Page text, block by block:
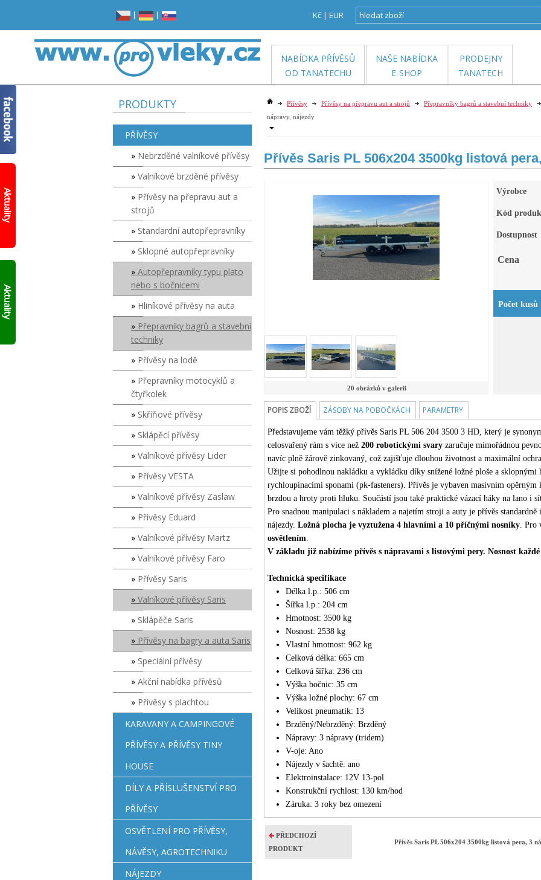
PRODUKTY
PŘÍVĚSY
Nebrzděné valníkové přívěsy
Valníkové brzděné přívěsy
Přívěsy na přepravu aut a
strojů
Standardní autopřepravníky
Sklopné autopřepravníky
Autopřepravníky typu plato
nebo s bočnicemi
Hliníkové přívěsy na auta
Přepravníky bagrů a stavební
techniky
Přívěsy na lodě
Přepravníky motocyklů a
čtyřkolek
Skříňové přívěsy
Sklápěcí přívěsy
Valníkové přívěsy Lider
Přívěsy VESTA
Valníkové přívěsy Zaslaw
Přívěsy Eduard
Valníkové přívěsy Martz
Valníkové přívěsy Faro
Přívěsy Saris
Valníkové přívěsy Saris
Sklápěče Saris
Přívěsy na bagry a auta Saris
Speciální přívěsy
Akční nabídka přívěsů
Přívěsy s plachtou
KARAVANY A CAMPINGOVÉ
PŘÍVĚSY A PŘÍVĚSY TINY
HOUSE
DÍLY A PŘÍSLUŠENSTVÍ PRO
PŘÍVĚSY
OSVĚTLENÍ PRO PŘÍVĚSY,
NÁVĚSY, AGROTECHNIKU
NÁJEZDY
Přívěsy Přívěsy na přepravu aut a strojů Přepravníky bagrů a stavební techniky
nápravy, nájezdy
Přívěs Saris PL 506x204 3500kg listová
20 obrázků v galerii
Výrobce
Kód
Dostupnost
Cena
Počet kusů
POPIS ZBOŽÍ ZÁSOBY NA POBOČKÁCH PARAMETRY
Představujeme vám těžký přívěs Saris PL 506 204 3500 3 HD, který je
celosvařený rám s více než 200 robotickými svary zaručuje mimořádnou
navíc plně žárově zinkovaný, což zajišťuje dlouhou životnost a maximální
Užijte si pohodlnou nakládku a vykládku díky snížené ložné ploše a
rychloupínacími sponami (pk-fasteners). Přívěs je vybaven masivním opěrným
brzdou a hroty proti hluku. Součástí jsou také praktické vázací háky na lano i
Pro snadnou manipulaci s nákladem a najetím stroji a auty je přívěs
nájezdy. Ložná plocha je vyztužena 4 hlavními a 10 příčnými nosníky. Pro
osvětlením.
V základu již nabízíme přívěs s nápravami s listovými pery. Nosnost
Technická specifikace
Délka l.p.: 506 cm
Šířka l.p.: 204 cm
Hmotnost: 3500 kg
Nosnost: 2538 kg
Vlastní hmotnost: 962 kg
Celková délka: 665 cm
Celková šířka: 236 cm
Výška bočnic: 35 cm
Výška ložné plochy: 67 cm
Velikost pneumatik: 13
Brzděný/Nebrzděný: Brzděný
Nápravy: 3 nápravy (tridem)
V-oje: Ano
Nájezdy v šachtě: ano
Elektroinstalace: 12V 13-pol
Konstrukční rychlost: 130 km/hod
Záruka: 3 roky bez omezení
PŘEDCHOZÍ
PRODUKT
Přívěs Saris PL 506x204 3500kg listová pera, 3
Kč | EUR
| |
NABÍDKA PŘÍVĚSŮ
OD TANATECHU
NAŠE NABÍDKA
E-SHOP
PRODEJNY
TANATECH
místo
v
garáži?
Opravdu
Prohlédněte
francouzský
přívěs
Click
Up!
Aktuality
10%
SLEVY
NA
SKLADOVÉ
V
Aktuality